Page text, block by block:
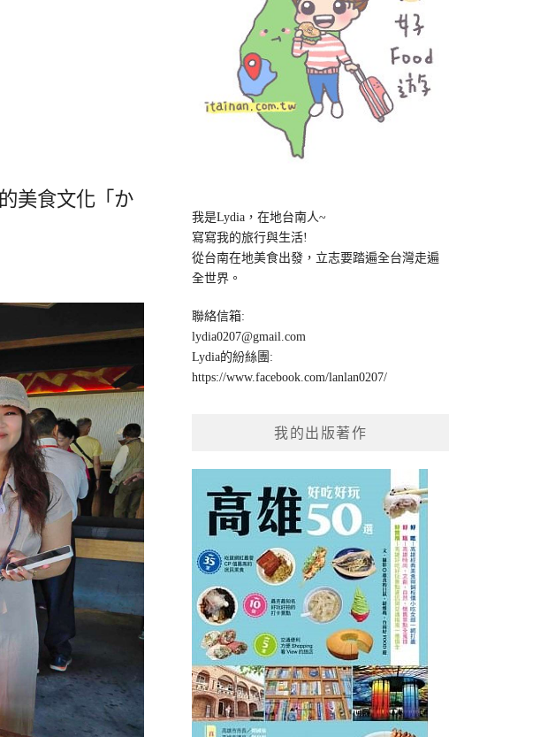
美食文化「か
我是Lydia，在地台南人~
寫寫我的旅行與生活!
從台南在地美食出發，立志要踏遍全台灣走遍
全世界。
聯絡信箱:
lydia0207@gmail.com
Lydia的紛絲團:
https://www.facebook.com/lanlan0207/
我的出版著作